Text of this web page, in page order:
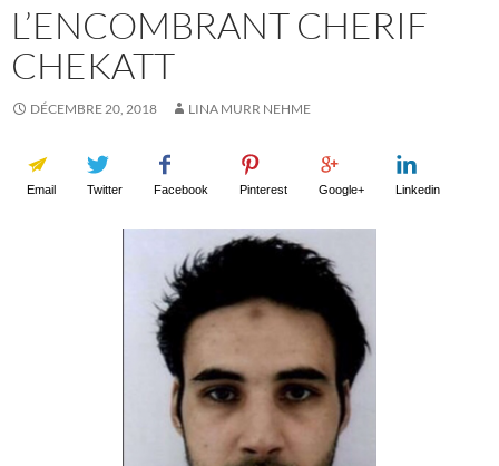
L’ENCOMBRANT CHERIF
CHEKATT
DÉCEMBRE 20, 2018 LINA MURR NEHME
Email Twitter Facebook Pinterest Google+ Linkedin